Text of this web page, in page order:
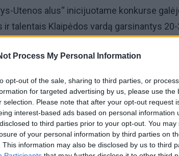
Process My Personal Information
opt-out of the sale, sharing to third parties, or
for targeted advertising by us, please use the
selection. Please note that after your opt-out request
interest-based ads based on personal information
to third parties prior to your opt-out. You
of your personal information by third parties on
This information may also be disclosed by us to third
Utenos alus“ inicijuotame konkurse
ir talentais Klaipėdos vardą garsinantys
įvairių kitų sričių kūrėjai, turintys
sunkiau išrinkti laimėtojus“, – skelbiant
bendrovės „Švyturys-Utenos alus“